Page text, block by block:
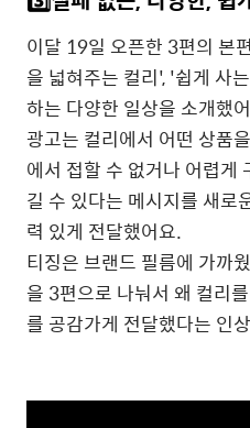
이달 19일 오픈한 3편의 본
을 넓혀주는 컬리', '쉽게 사는
하는 다양한 일상을 소개했
광고는 컬리에서 어떤 상품을
에서 접할 수 없거나 어렵게
길 수 있다는 메시지를 새로
력 있게 전달했어요.
티징은 브랜드 필름에 가까
을 3편으로 나눠서 왜 컬리를
를 공감가게 전달했다는 인